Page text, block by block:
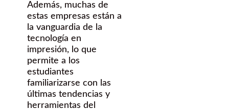
Además, muchas de
estas empresas están a
la vanguardia de la
tecnología en
impresión, lo que
permite a los
estudiantes
familiarizarse con las
últimas tendencias y
herramientas del